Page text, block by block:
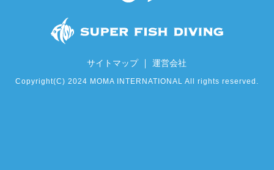
サイトマップ｜運営会社
Copyright(C) 2024 MOMA INTERNATIONAL All rights reserved.